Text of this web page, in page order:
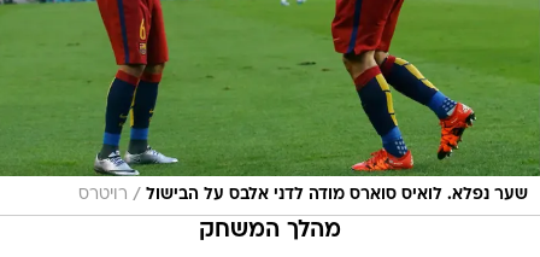
שער נפלא. לואיס סוארס מודה לדני אלבס על הבישול / רויטרס
מהלך המשחק